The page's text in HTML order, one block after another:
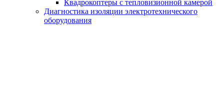
Квадрокоптеры с тепловизионной камерой
Диагностика изоляции электротехнического
оборудования